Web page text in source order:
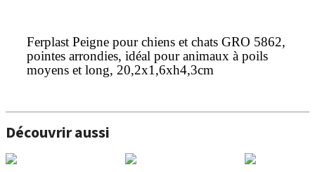
Ferplast Peigne pour chiens et chats GRO 5862,
pointes arrondies, idéal pour animaux à poils
moyens et long, 20,2x1,6xh4,3cm
Découvrir aussi